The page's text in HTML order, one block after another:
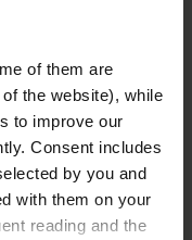
of them are
the website), while
to improve our
Consent includes
by you and
with them on your
reading and the